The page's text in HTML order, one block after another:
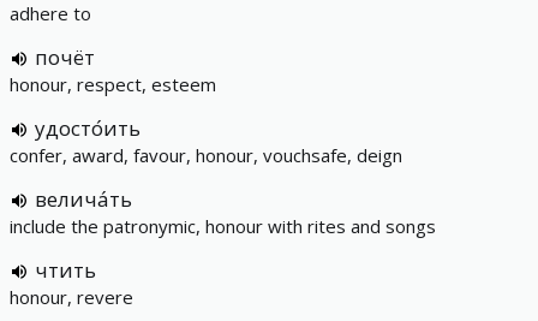
adhere to
почёт
honour, respect, esteem
удосто́ить
confer, award, favour, honour, vouchsafe, deign
велича́ть
include the patronymic, honour with rites and songs
чтить
honour, revere